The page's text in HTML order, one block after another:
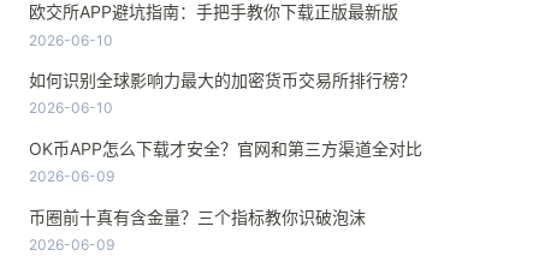
欧交所APP避坑指南：手把手教你下载正版最新版
2026-06-10
如何识别全球影响力最大的加密货币交易所排行榜？
2026-06-10
OK币APP怎么下载才安全？官网和第三方渠道全对比
2026-06-09
币圈前十真有含金量？三个指标教你识破泡沫
2026-06-09